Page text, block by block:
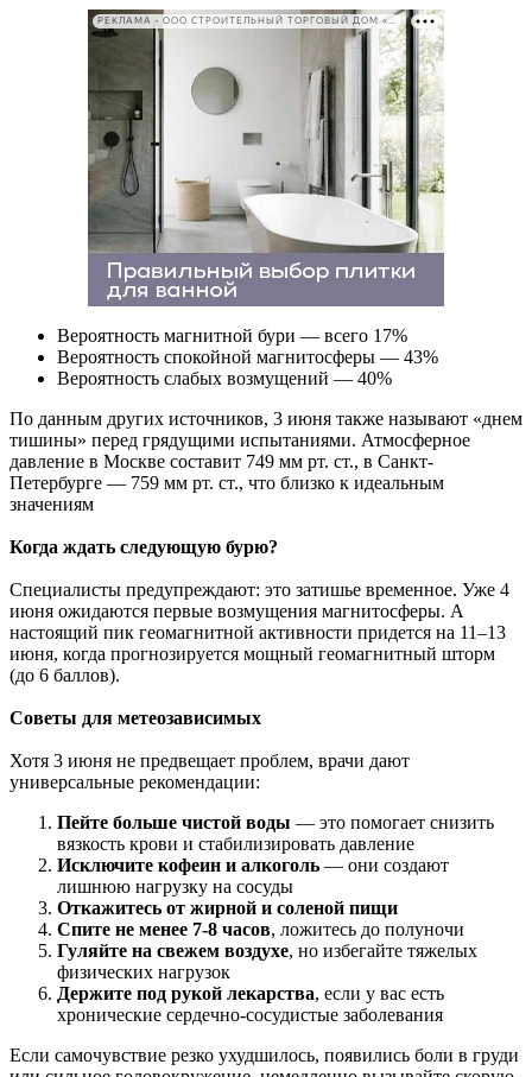
РЕКЛАМА • ООО СТРОИТЕЛЬНЫЙ ТОРГОВЫЙ ДОМ «ПЕТРОВИЧ». ИНН: 7802348846
Вероятность магнитной бури — всего 17%
Вероятность спокойной магнитосферы — 43%
Вероятность слабых возмущений — 40%
По данным других источников, 3 июня также называют «днем
тишины» перед грядущими испытаниями. Атмосферное
давление в Москве составит 749 мм рт. ст., в Санкт-
Петербурге — 759 мм рт. ст., что близко к идеальным
значениям
Когда ждать следующую бурю?
Специалисты предупреждают: это затишье временное. Уже 4
июня ожидаются первые возмущения магнитосферы. А
настоящий пик геомагнитной активности придется на 11–13
июня, когда прогнозируется мощный геомагнитный шторм
(до 6 баллов).
Советы для метеозависимых
Хотя 3 июня не предвещает проблем, врачи дают
универсальные рекомендации:
Пейте больше чистой воды — это помогает снизить
вязкость крови и стабилизировать давление
Исключите кофеин и алкоголь — они создают
лишнюю нагрузку на сосуды
Откажитесь от жирной и соленой пищи
Спите не менее 7-8 часов, ложитесь до полуночи
Гуляйте на свежем воздухе, но избегайте тяжелых
физических нагрузок
Держите под рукой лекарства, если у вас есть
хронические сердечно-сосудистые заболевания
Если самочувствие резко ухудшилось, появились боли в груди